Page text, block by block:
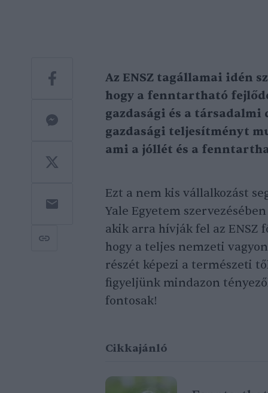
Az ENSZ tagállamai idén
hogy a fenntartható
gazdasági és a társadalmi
gazdasági teljesítményt
ami a jóllét és a
Ezt a nem kis vállalkozást
Yale Egyetem
akik arra hívják fel az
hogy a teljes nemzeti
részét képezi a természeti
figyeljünk mindazon
fontosak!
Cikkajánló